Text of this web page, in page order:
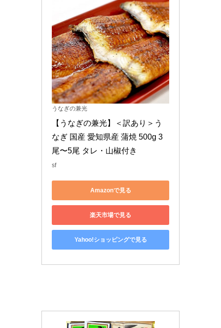
うなぎの兼光
【うなぎの兼光】＜訳あり＞う
なぎ 国産 愛知県産 蒲焼 500g 3
尾〜5尾 タレ・山椒付き
sf
Amazonで見る
楽天市場で見る
Yahoo!ショッピングで見る